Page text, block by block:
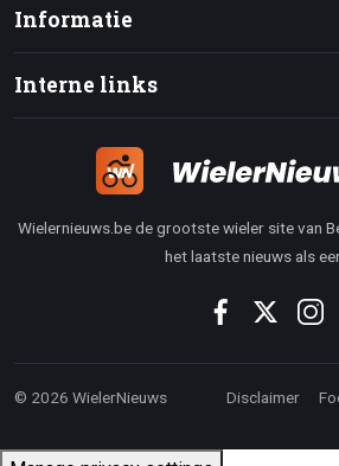
Informatie
Interne links
Wielernieuws.be de grootste wieler site van
het laatste nieuws als
© 2026 WielerNieuws Disclaimer